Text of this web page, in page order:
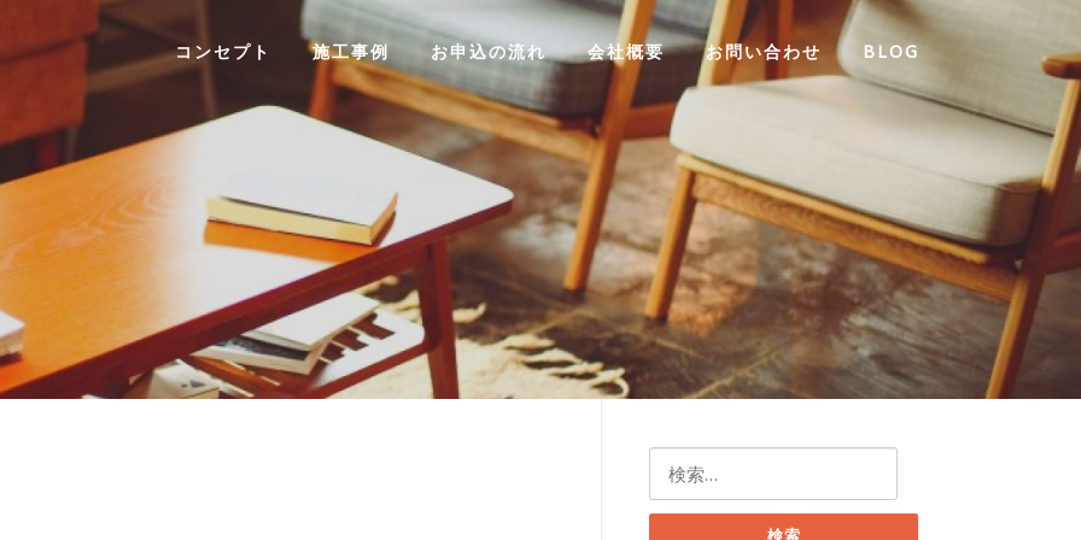
コンセプト 施工事例 お申込の流れ 会社概要 お問い合わせ BLOG
索: